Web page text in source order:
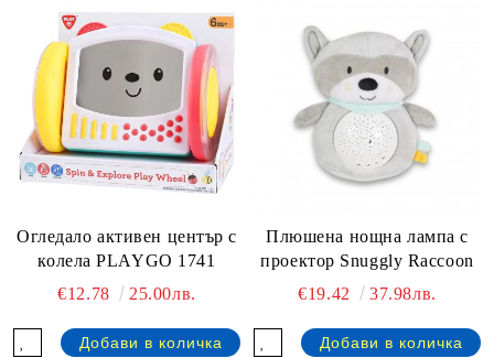
Огледало активен център с
колела PLAYGO 1741
€12.78
25.00лв.
Плюшена нощна лампа с
проектор Snuggly Raccoon
€19.42
37.98лв.